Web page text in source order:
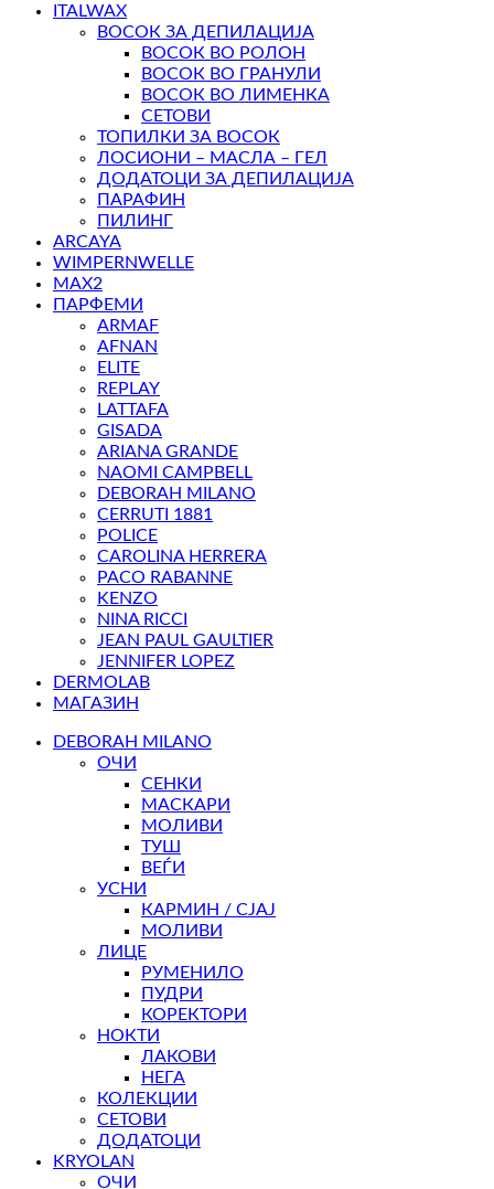
ITALWAX
ВОСОК ЗА ДЕПИЛАЦИЈА
ВОСОК ВО РОЛОН
ВОСОК ВО ГРАНУЛИ
ВОСОК ВО ЛИМЕНКА
СЕТОВИ
ТОПИЛКИ ЗА ВОСОК
ЛОСИОНИ – МАСЛА – ГЕЛ
ДОДАТОЦИ ЗА ДЕПИЛАЦИЈА
ПАРАФИН
ПИЛИНГ
ARCAYA
WIMPERNWELLE
MAX2
ПАРФЕМИ
ARMAF
AFNAN
ELITE
REPLAY
LATTAFA
GISADA
ARIANA GRANDE
NAOMI CAMPBELL
DEBORAH MILANO
CERRUTI 1881
POLICE
CAROLINA HERRERA
PACO RABANNE
KENZO
NINA RICCI
JEAN PAUL GAULTIER
JENNIFER LOPEZ
DERMOLAB
МАГАЗИН
DEBORAH MILANO
ОЧИ
СЕНКИ
МАСКАРИ
МОЛИВИ
ТУШ
ВЕЃИ
УСНИ
КАРМИН / СЈАЈ
МОЛИВИ
ЛИЦЕ
РУМЕНИЛО
ПУДРИ
КОРЕКТОРИ
НОКТИ
ЛАКОВИ
НЕГА
КОЛЕКЦИИ
СЕТОВИ
ДОДАТОЦИ
KRYOLAN
ОЧИ